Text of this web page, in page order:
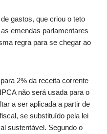
gastos, que criou o teto
as emendas parlamentares
regra para se chegar ao
2% da receita corrente
não será usada para o
a ser aplicada a partir de
se substituído pela lei
sustentável. Segundo o